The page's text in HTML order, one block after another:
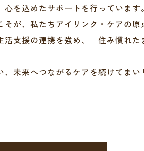
を込めたサポートを行っています。
が、私たちアイリンク・ケアの原
支援の連携を強め、「住み慣れ
未来へつながるケアを続けてまい